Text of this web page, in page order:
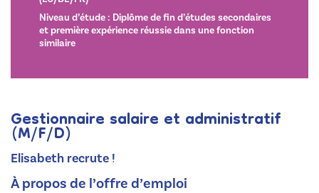
Niveau d’étude : Diplôme de fin d’études secondaires
et première expérience réussie dans une fonction
similaire
Gestionnaire salaire et administratif
(M/F/D)
Elisabeth recrute !
À propos de l’offre d’emploi